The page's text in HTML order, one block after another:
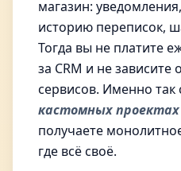
магазин:
историю переписок,
Тогда вы не платите
за CRM и не зависите
сервисов. Именно так
кастомных проектах
получаете
где всё своё.